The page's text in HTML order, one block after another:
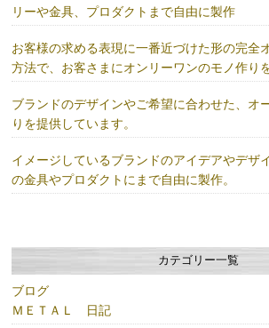
リーや金具、プロダクトまで自由に製作
お客様の求める表現に一番近づけた形の完全
方法で、お客さまにオンリーワンのモノ作り
ブランドのデザインやご希望に合わせた、オ
りを提供しています。
イメージしているブランドのアイデアやデザ
の金具やプロダクトにまで自由に製作。
カテゴリー一覧
ブログ
ＭＥＴＡＬ 日記